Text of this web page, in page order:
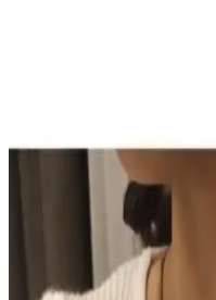
Sun Brown Carrot Butter
cilde sağlıklı bronzluk
uzun süre kalıcı sonuçlar sağlar.
TUTUYA TEXTIL
Renkli Lif Seti Detaylı
Alanları